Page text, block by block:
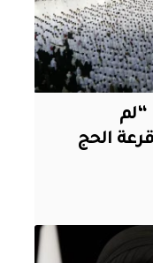
“لم
الحج